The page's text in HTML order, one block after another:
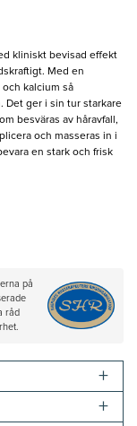
kliniskt bevisad effekt
Med en
kalcium så
Det ger i sin tur starkare
besväras av håravfall,
och masseras in i
en stark och frisk
på
råd
+
+